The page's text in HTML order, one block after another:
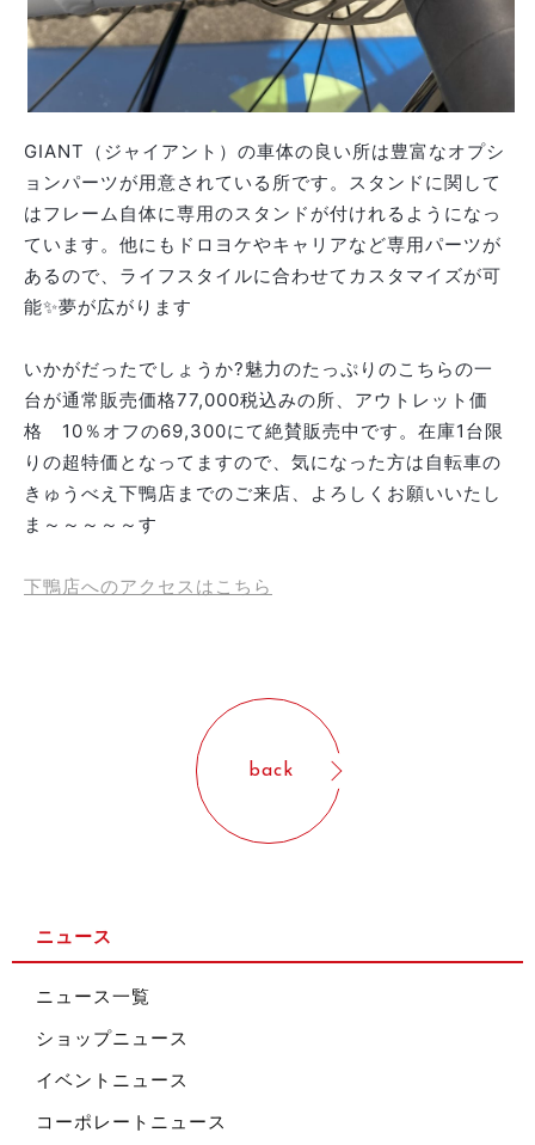
GIANT（ジャイアント）の車体の良い所は豊富なオプシ
ョンパーツが用意されている所です。スタンドに関して
はフレーム自体に専用のスタンドが付けれるようになっ
ています。他にもドロヨケやキャリアなど専用パーツが
あるので、ライフスタイルに合わせてカスタマイズが可
能✨夢が広がります
いかがだったでしょうか?魅力のたっぷりのこちらの一
台が通常販売価格77,000税込みの所、アウトレット価
格 10％オフの69,300にて絶賛販売中です。在庫1台限
りの超特価となってますので、気になった方は自転車の
きゅうべえ下鴨店までのご来店、よろしくお願いいたし
ま～～～～～す
下鴨店へのアクセスはこちら
back
ニュース
ニュース一覧
ショップニュース
イベントニュース
コーポレートニュース